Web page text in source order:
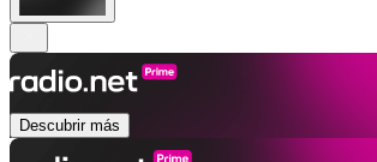
Descubrir más